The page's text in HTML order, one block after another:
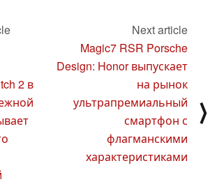
2 в
Next article
Magic7 RSR Porsche
Design: Honor выпускает
на рынок
ультрапремиальный
смартфон с
флагманскими
характеристиками
⟩